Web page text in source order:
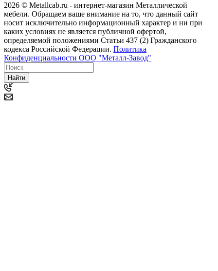
2026 © Metallcab.ru - интернет-магазин Металлической
мебели. Обращаем ваше внимание на то, что данный сайт
носит исключительно информационный характер и ни при
каких условиях не является публичной офертой,
определяемой положениями Статьи 437 (2) Гражданского
кодекса Российской Федерации. Политика
Конфиденциальности ООО "Металл-Завод"
Найти